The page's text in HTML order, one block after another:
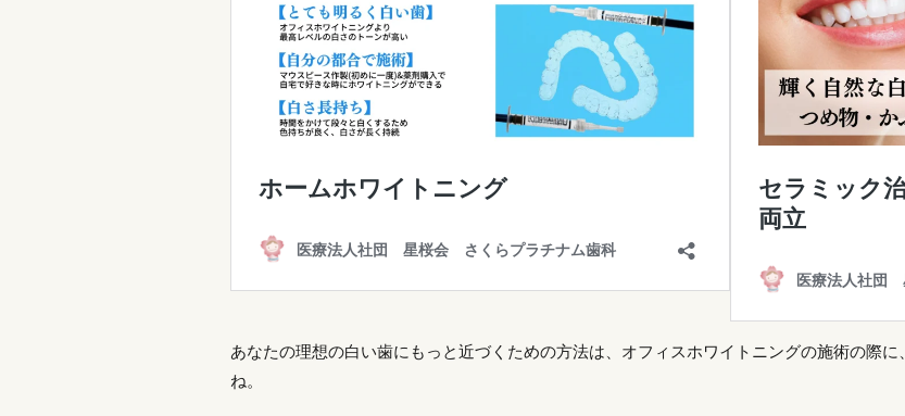
あなたの理想の白い歯にもっと近づくための方法は、オフィスホワイトニングの施術の際
ね。